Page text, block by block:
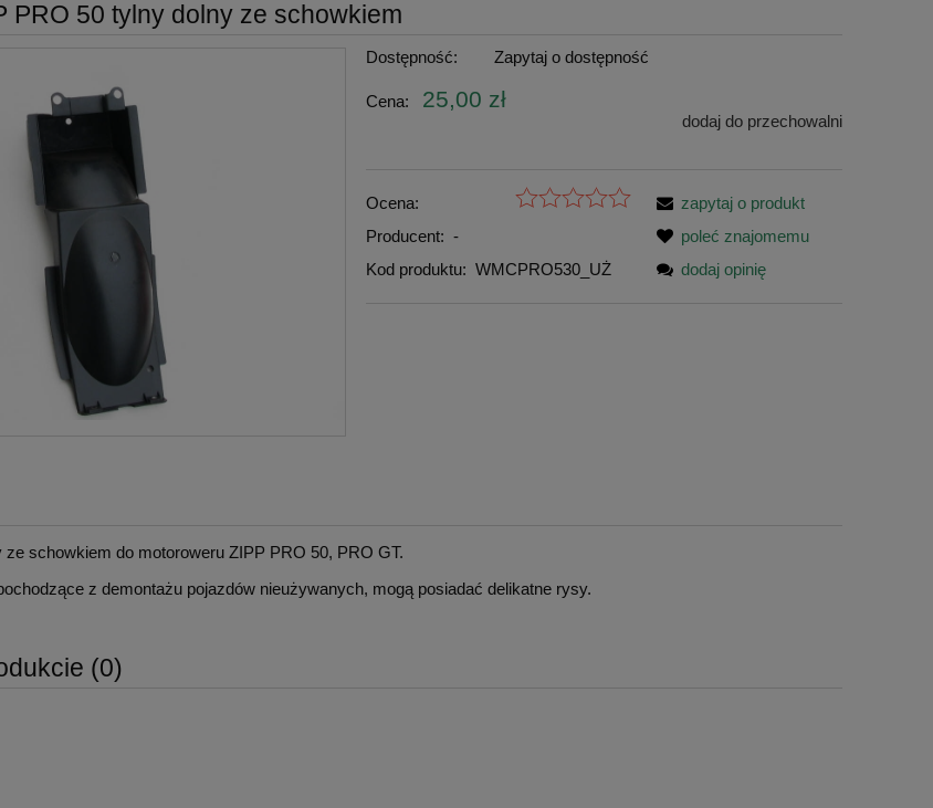
PRO 50 tylny dolny ze schowkiem
Dostępność: Zapytaj o dostępność
Cena: 25,00 zł
dodaj do przechowalni
Ocena:
Producent: -
Kod produktu: WMCPRO530_UŻ
zapytaj o produkt
poleć znajomemu
dodaj opinię
ze schowkiem do motoroweru ZIPP PRO 50, PRO GT.
z demontażu pojazdów nieużywanych, mogą posiadać delikatne rysy.
(0)